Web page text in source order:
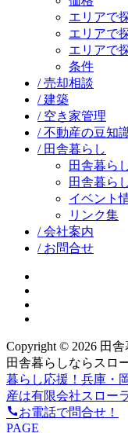
エリアで
エリアで
エリアで
条件
/ 売却相談
/ 建築
/ 空き家管理
/ 不動産の豆知
/ 田舎暮らし
田舎暮ら
田舎暮ら
イベント
リンク集
/ 会社案内
/ お問合せ
Copyright © 2026 田
田舎暮らしならスロ
暮らし応援！兵庫・
産は有限会社スロー
お電話で問合せ！
PAGE